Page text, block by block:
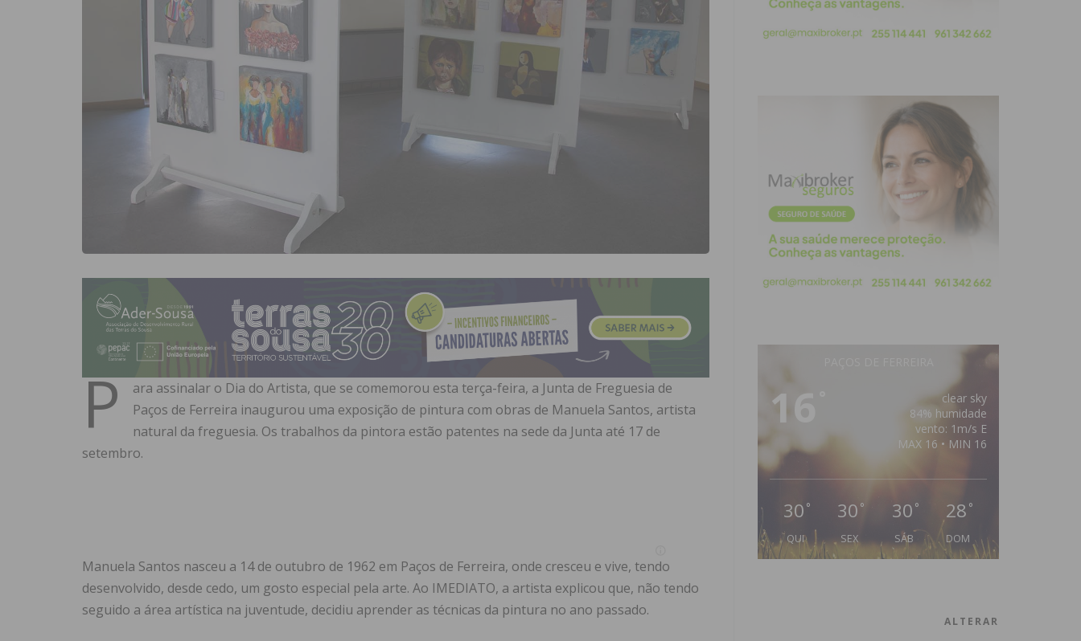
P
ara assinalar o Dia do Artista, que se comemorou esta terça-feira, a Junta de Freguesia de
Paços de Ferreira inaugurou uma exposição de pintura com obras de Manuela Santos, artista
natural da freguesia. Os trabalhos da pintora estão patentes na sede da Junta até 17 de
setembro.
Manuela Santos nasceu a 14 de outubro de 1962 em Paços de Ferreira, onde cresceu e vive, tendo
desenvolvido, desde cedo, um gosto especial pela arte. Ao IMEDIATO, a artista explicou que, não tendo
seguido a área artística na juventude, decidiu aprender as técnicas da pintura no ano passado.
16
clear sky
84% humidade
vento: 1m/s E
MAX 16 • MIN 16
30 °
QUI
30 °
SEX
30 °
SÁB
28 °
DOM
ALTERAR